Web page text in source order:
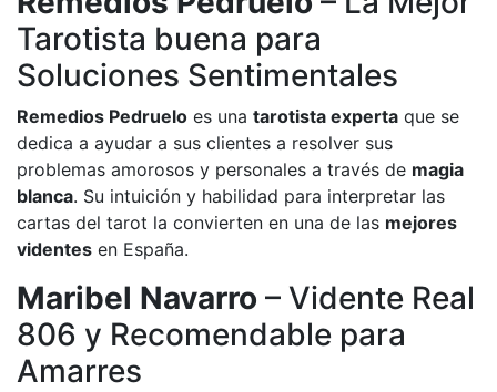
Tarotista buena para
Soluciones Sentimentales
Remedios Pedruelo es una tarotista experta que se
dedica a ayudar a sus clientes a resolver sus
problemas amorosos y personales a través de magia
blanca. Su intuición y habilidad para interpretar las
cartas del tarot la convierten en una de las mejores
videntes en España.
Maribel Navarro – Vidente Real
806 y Recomendable para
Amarres